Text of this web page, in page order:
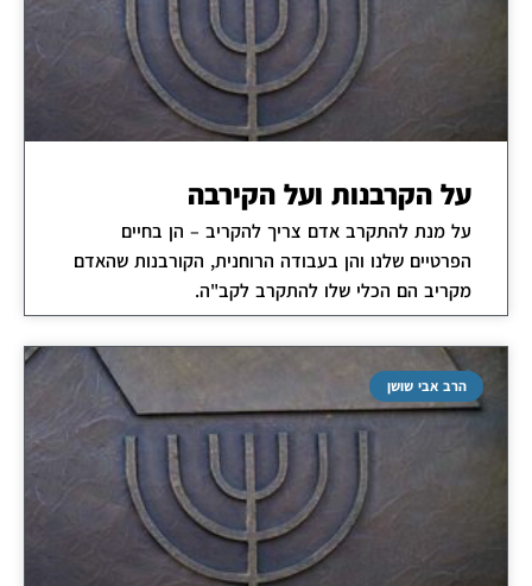
על הקרבנות ועל הקירבה
על מנת להתקרב אדם צריך להקריב – הן בחיים
הפרטיים שלנו והן בעבודה הרוחנית, הקורבנות שהאדם
מקריב הם הכלי שלו להתקרב לקב"ה.
הרב אבי שושן